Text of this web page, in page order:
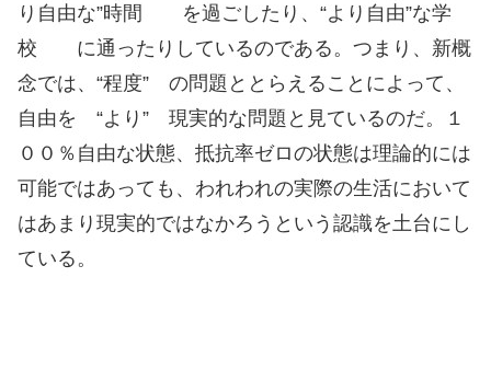
り自由な”時間 を過ごしたり、“より自由”な学
校 に通ったりしているのである。つまり、新概
念では、“程度” の問題ととらえることによって、
自由を “より” 現実的な問題と見ているのだ。１
００％自由な状態、抵抗率ゼロの状態は理論的には
可能ではあっても、われわれの実際の生活において
はあまり現実的ではなかろうという認識を土台にし
ている。